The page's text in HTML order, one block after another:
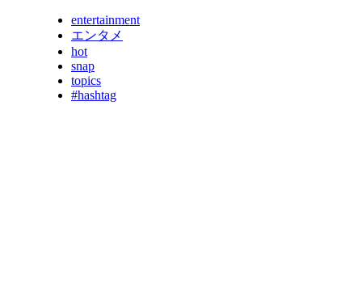
entertainment
エンタメ
hot
snap
topics
#hashtag